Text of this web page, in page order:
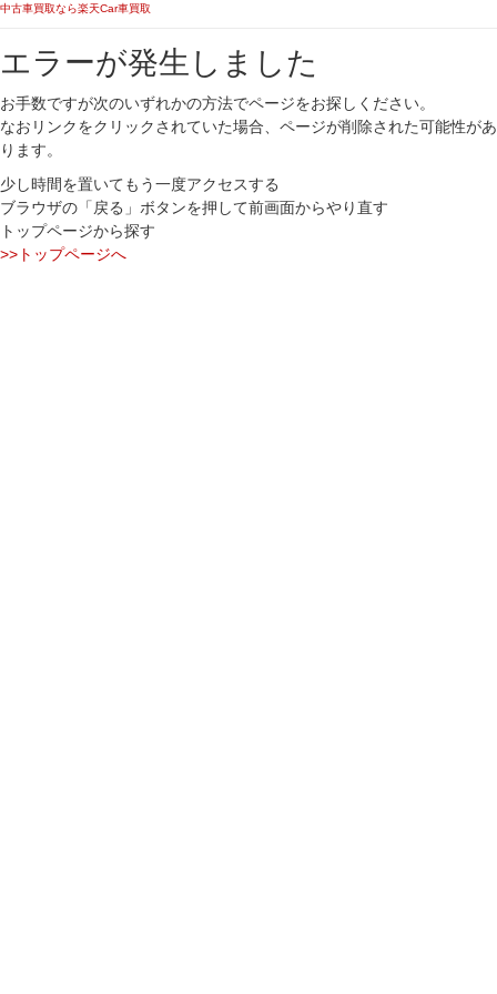
中古車買取なら楽天Car車買取
エラーが発生しました
お手数ですが次のいずれかの方法でページをお探しください。
なおリンクをクリックされていた場合、ページが削除された可能性があ
ります。
少し時間を置いてもう一度アクセスする
ブラウザの「戻る」ボタンを押して前画面からやり直す
トップページから探す
>>トップページへ